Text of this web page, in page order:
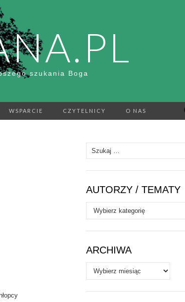
szukania Boga
WSPARCIE CZYTELNICY O NAS
Szukaj:
AUTORZY / TEMATY
Autorzy
/
Tematy
ARCHIWA
Archiwa